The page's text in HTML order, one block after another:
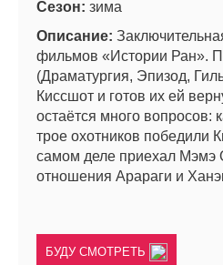
Сезон: зима
Описание:
фильмов «Истории Ран».
(Драматургия, Эпизод,
Киссшот и готов их ей
остаётся много вопросов:
трое охотников победили
самом деле приехал Мэмэ
отношения Арараги и
БУДУ СМОТРЕТЬ